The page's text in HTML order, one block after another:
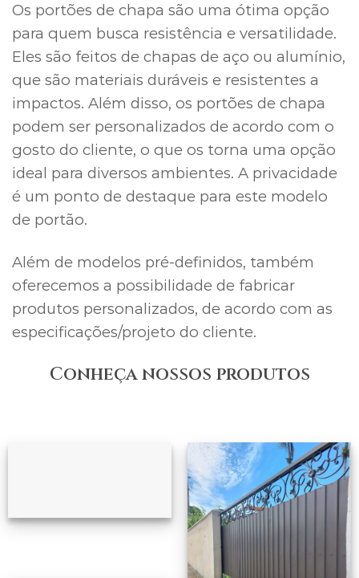
Os portões de chapa são uma ótima opção
para quem busca resistência e versatilidade.
Eles são feitos de chapas de aço ou alumínio,
que são materiais duráveis e resistentes a
impactos. Além disso, os portões de chapa
podem ser personalizados de acordo com o
gosto do cliente, o que os torna uma opção
ideal para diversos ambientes. A privacidade
é um ponto de destaque para este modelo
de portão.
Além de modelos pré-definidos, também
oferecemos a possibilidade de fabricar
produtos personalizados, de acordo com as
especificações/projeto do cliente.
Conheça nossos produtos